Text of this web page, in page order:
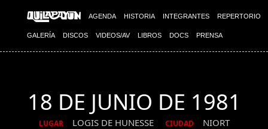
AGENDA HISTORIA INTEGRANTES REPERTORIO
GALERÍA DISCOS VIDEOS/AV LIBROS DOCS PRENSA
18 DE JUNIO DE 1981
LUGAR LOGIS DE HUNESSE CIUDAD NIORT